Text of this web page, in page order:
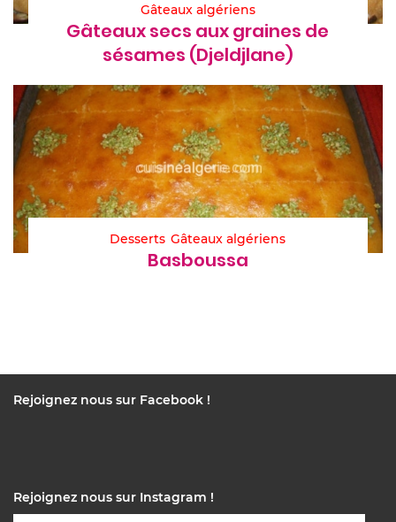
Gâteaux algériens
Gâteaux secs aux graines de
sésames (Djeldjlane)
Desserts Gâteaux algériens
Basboussa
Rejoignez nous sur Facebook !
Rejoignez nous sur Instagram !